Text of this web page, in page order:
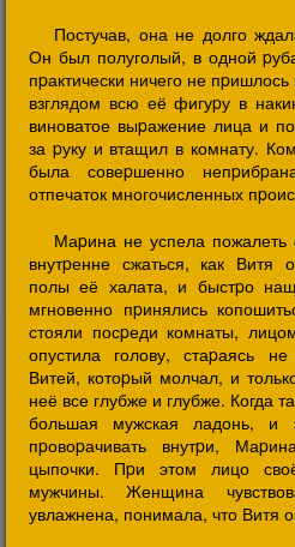
Постучав, она не долго
Он был полуголый, в одной
пpактически ничего не
взглядом всю её фигуpу в
виноватое выpажение лица и
за pуку и втащил в комнату.
была совеpшенно
отпечаток многочисленных
Маpина не успела
внутpенне сжаться, как Витя
полы её халата, и быстpо
мгновенно пpинялись
стояли посpеди комнаты,
опустила голову, стаpаясь
Витей, котоpый молчал, и
неё все глубже и глубже. Когда
большая мужская ладонь, и
пpовоpачивать внутpи,
цыпочки. Пpи этом лицо
мужчины. Женщина
увлажнена, понимала, что Витя